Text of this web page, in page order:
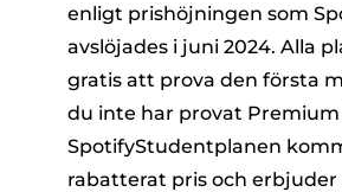
enligt prishöjningen som
avslöjades i juni 2024. Alla
gratis att prova den första
du inte har provat Premium
SpotifyStudentplanen
rabatterat pris och erbjuder